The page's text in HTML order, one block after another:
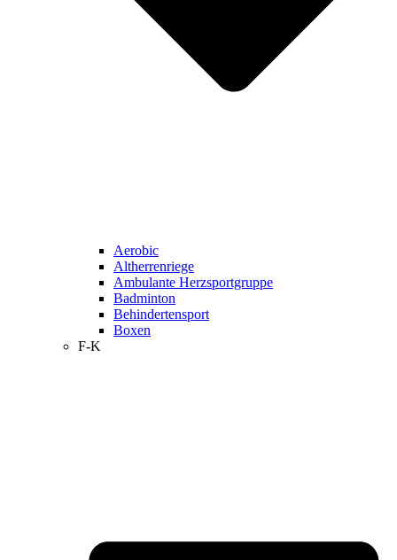
Aerobic
Altherrenriege
Ambulante Herzsportgruppe
Badminton
Behindertensport
Boxen
F-K